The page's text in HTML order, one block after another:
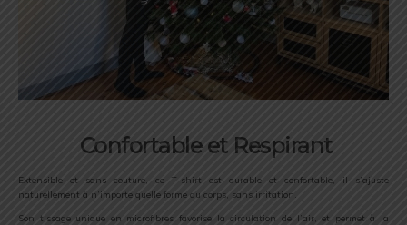
Confortable et Respirant
Extensible et sans couture, ce T-shirt est durable et confortable, il s’ajuste
naturellement à n’importe quelle forme du corps, sans irritation.
Son tissage unique en microfibres favorise la circulation de l’air, et permet à la